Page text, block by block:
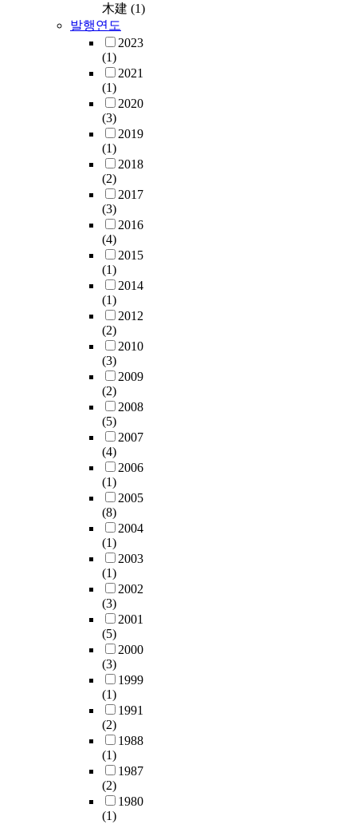
木建 (1)
발행연도
2023
(1)
2021
(1)
2020
(3)
2019
(1)
2018
(2)
2017
(3)
2016
(4)
2015
(1)
2014
(1)
2012
(2)
2010
(3)
2009
(2)
2008
(5)
2007
(4)
2006
(1)
2005
(8)
2004
(1)
2003
(1)
2002
(3)
2001
(5)
2000
(3)
1999
(1)
1991
(2)
1988
(1)
1987
(2)
1980
(1)